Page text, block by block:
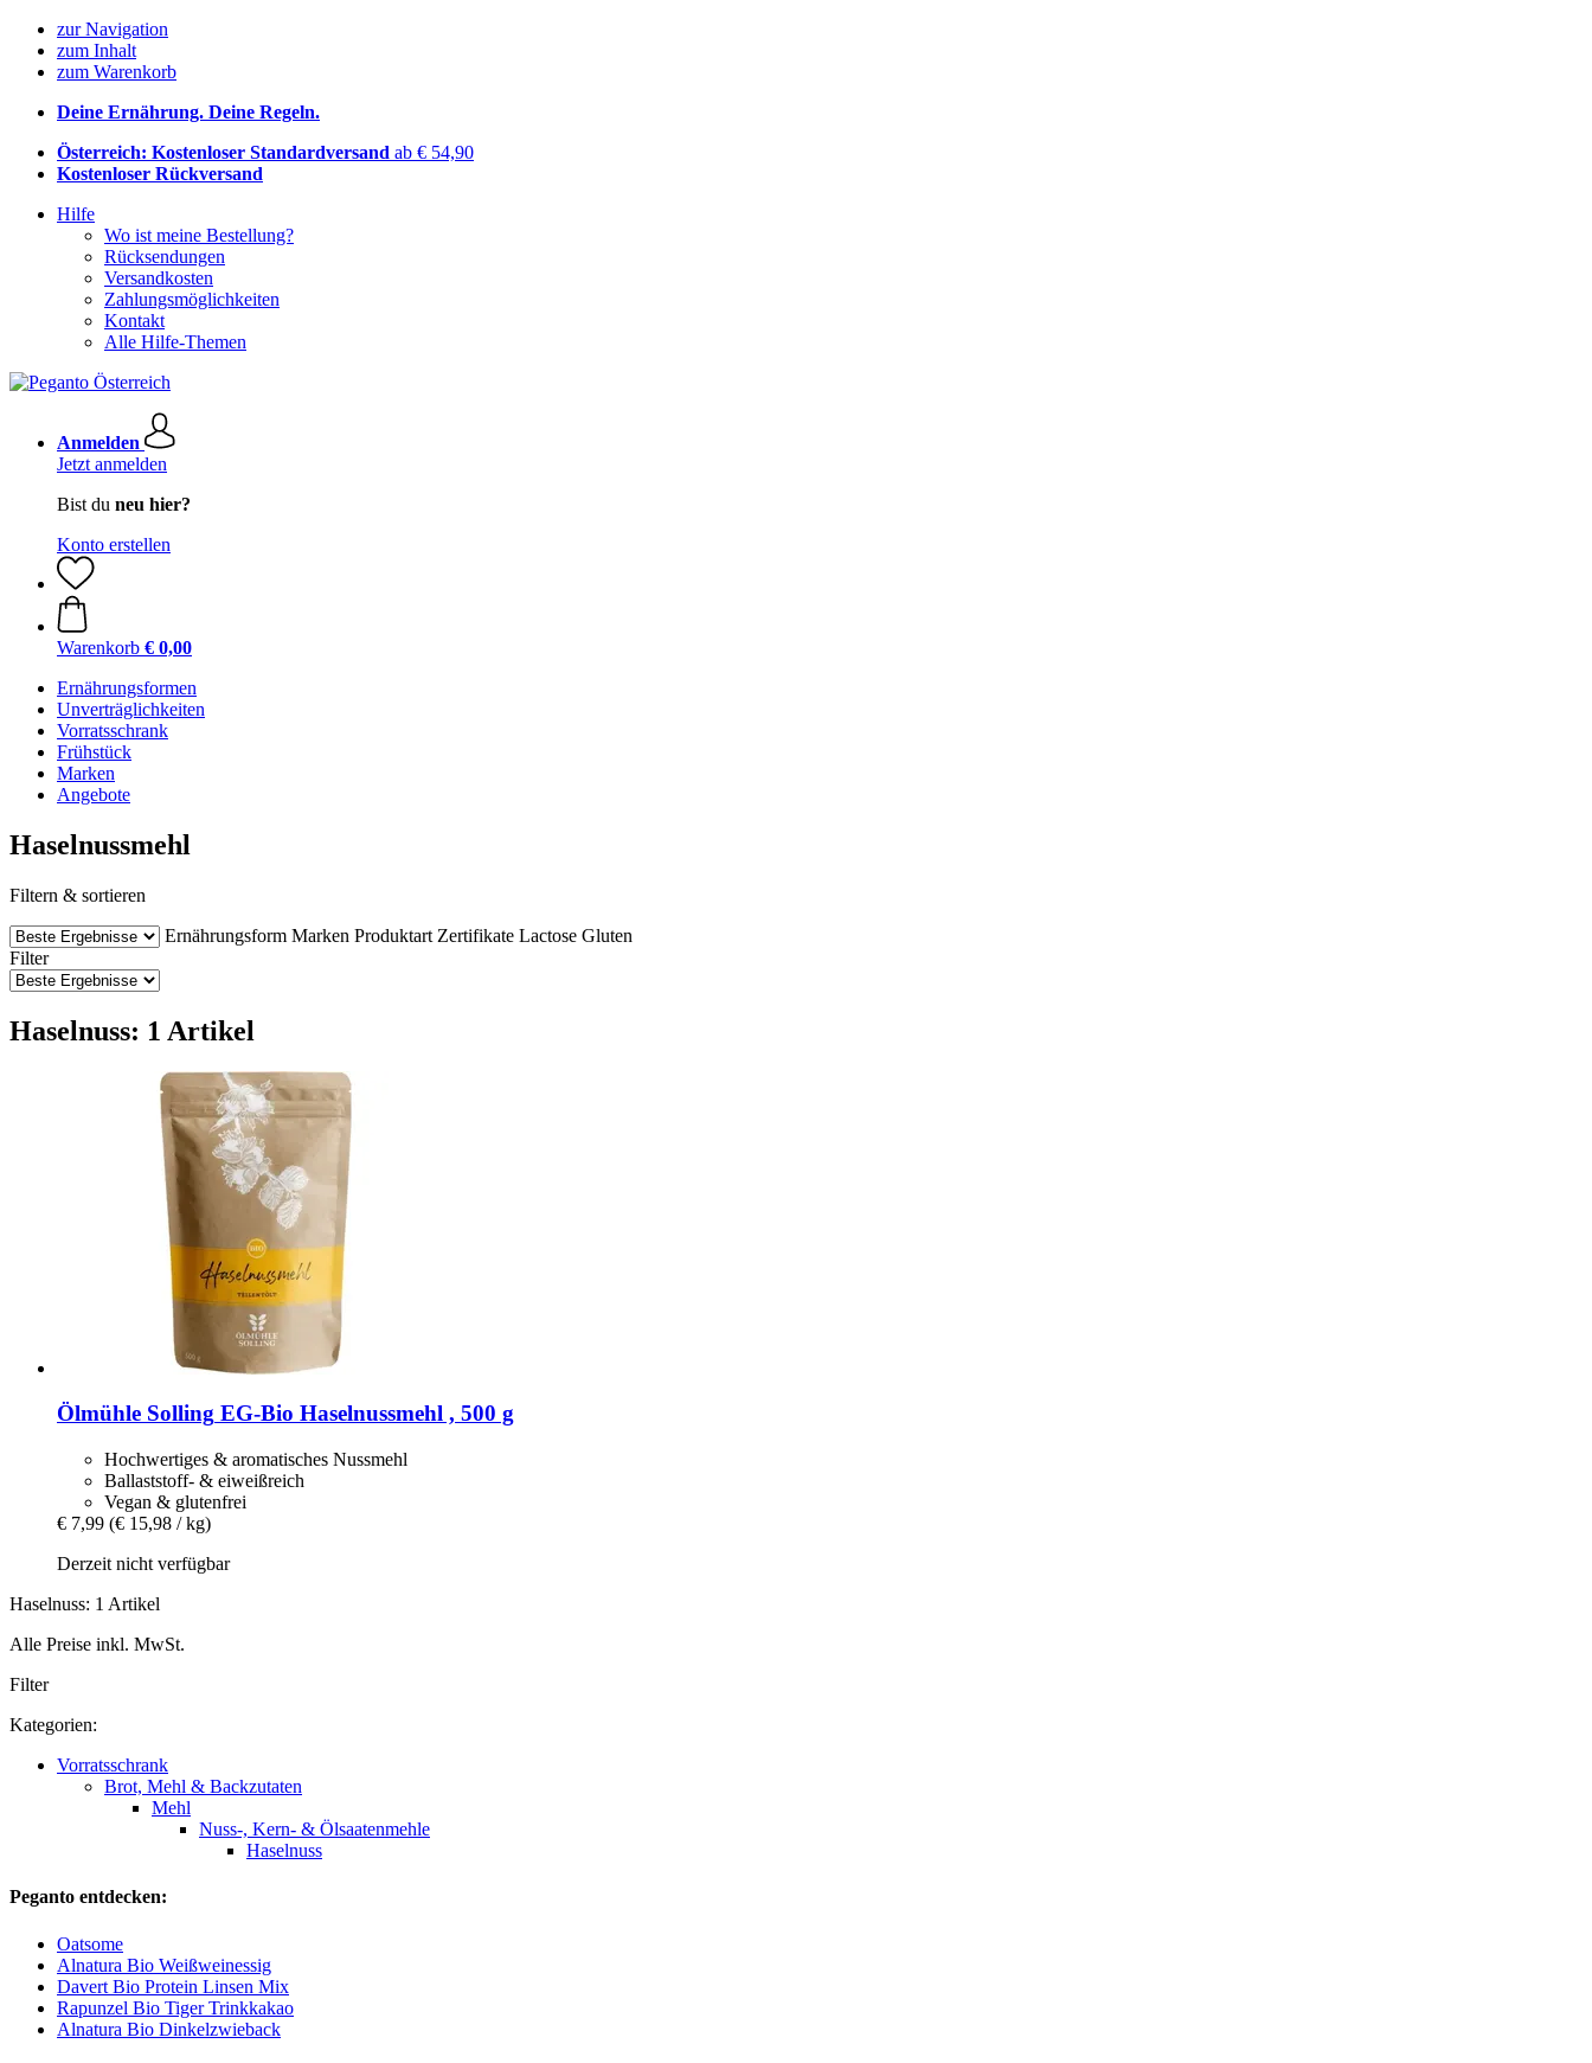
zur Navigation
zum Inhalt
zum Warenkorb
Deine Ernährung. Deine Regeln.
Österreich: Kostenloser Standardversand ab € 54,90
Kostenloser Rückversand
Hilfe
Wo ist meine Bestellung?
Rücksendungen
Versandkosten
Zahlungsmöglichkeiten
Kontakt
Alle Hilfe-Themen
Anmelden
Jetzt anmelden
Bist du neu hier?
Konto erstellen
Warenkorb € 0,00
Ernährungsformen
Unverträglichkeiten
Vorratsschrank
Frühstück
Marken
Angebote
Haselnussmehl
Filtern & sortieren
Ernährungsform Marken Produktart Zertifikate Lactose Gluten
Filter
Haselnuss: 1 Artikel
Ölmühle Solling EG-​Bio Haselnussmehl , 500 g
Hochwertiges & aromatisches Nussmehl
Ballaststoff- & eiweißreich
Vegan & glutenfrei
€ 7,99 (€ 15,98 / kg)
Derzeit nicht verfügbar
Haselnuss: 1 Artikel
Alle Preise inkl. MwSt.
Filter
Kategorien:
Vorratsschrank
Brot, Mehl & Backzutaten
Mehl
Nuss-, Kern- & Ölsaatenmehle
Haselnuss
Peganto entdecken:
Oatsome
Alnatura Bio Weißweinessig
Davert Bio Protein Linsen Mix
Rapunzel Bio Tiger Trinkkakao
Alnatura Bio Dinkelzwieback